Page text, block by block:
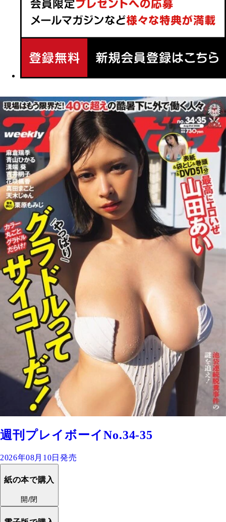
週刊プレイボーイNo.34-35
2026年08月10日発売
紙の本で購入
開/閉